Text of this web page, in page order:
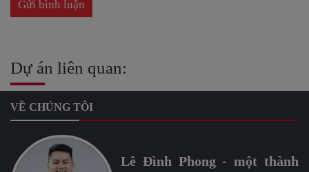
Dự án liên quan:
VỀ CHÚNG TÔI
Lê Đình Phong - một thành